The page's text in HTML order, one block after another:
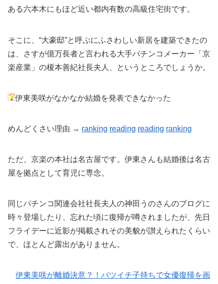
ある六本木にもほど近い都内有数の高級住宅街です。
そこに、“大豪邸”と呼ぶにふさわしい新居を建築できたの
は、さすが億万長者と言われる大手パチンコメーカー「京
楽産業」の榎本善紀社長夫人、というところでしょうか。
伊東美咲がなかなか結婚を発表できなかった
めんどくさい理由 → ranking reading reading ranking
ただ、京楽の本社は名古屋です。伊東さんも結婚後は名古
屋を拠点として育児に専念。
同じパチンコ関連会社社長夫人の神田うのさんのブログに
時々登場したり、忘れた頃に復帰が噂されましたが、先日
フライデーに近影が掲載されその美貌が讃えられたくらい
で、ほとんど露出がありません。
伊東美咲が離婚決意？！バツイチ子持ちで女優復帰を画